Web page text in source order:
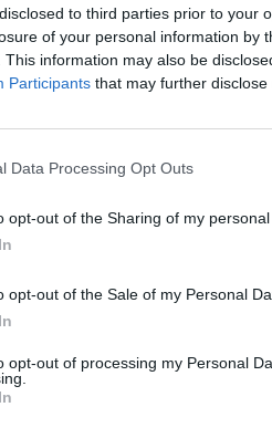
to third parties prior to your
of your personal information by
This information may also be
Participants that may further
Data Processing Opt Outs
opt-out of the Sharing of my personal
opt-out of the Sale of my Personal
opt-out of processing my Personal
League? Dit zijn de belangrijke
terugkeer: NEC onderzoekt